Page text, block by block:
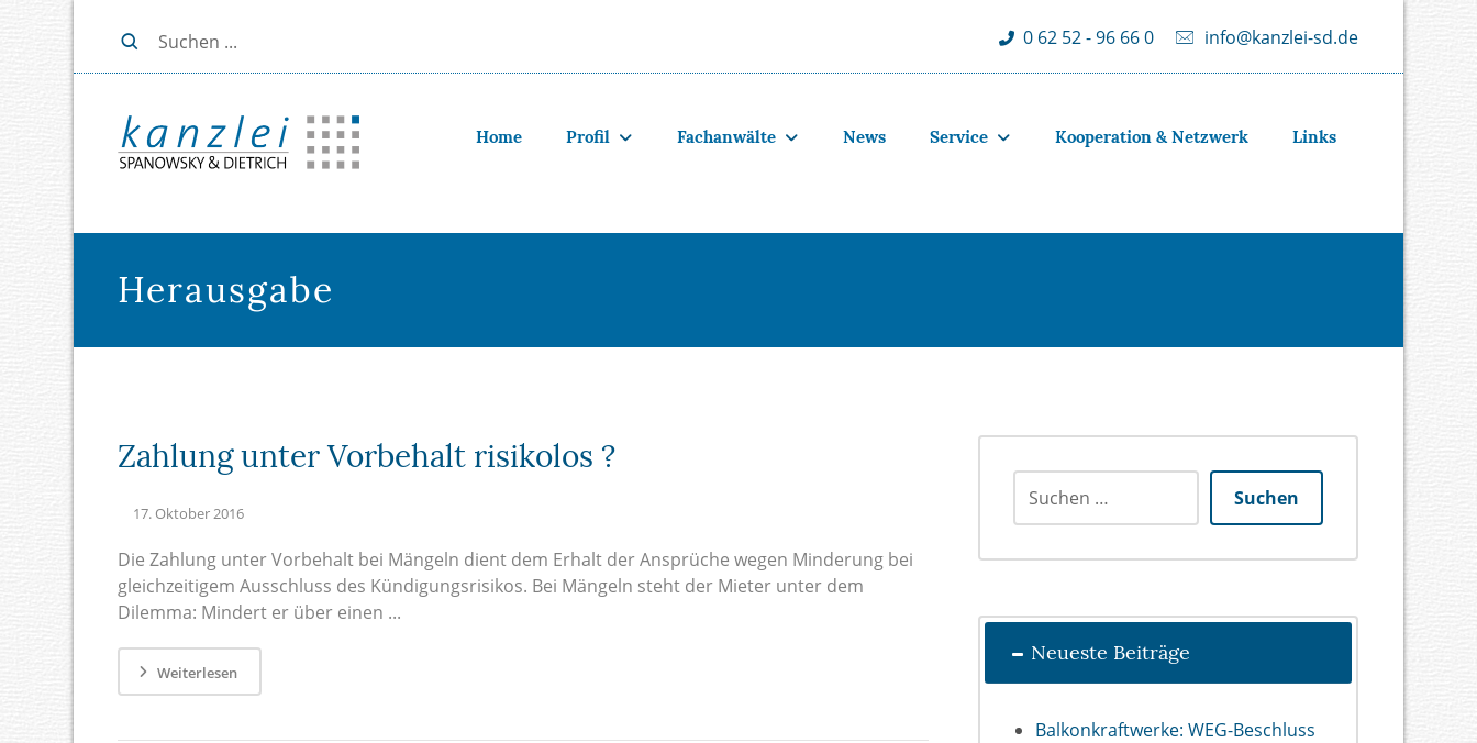
info@kanzlei-sd.de
0 62 52 - 96 66 0
Home Profil Fachanwälte News Service Kooperation & Netzwerk Links
Herausgabe
Zahlung unter Vorbehalt risikolos ?
17. Oktober 2016
Die Zahlung unter Vorbehalt bei Mängeln dient dem Erhalt der Ansprüche wegen Minderung bei
gleichzeitigem Ausschluss des Kündigungsrisikos. Bei Mängeln steht der Mieter unter dem
Dilemma: Mindert er über einen ...
Weiterlesen
Suchen
Neueste Beiträge
Balkonkraftwerke: WEG-Beschluss